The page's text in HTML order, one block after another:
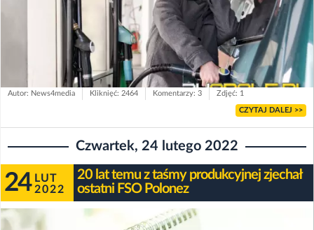
Autor: News4media Kliknięć: 2464 Komentarzy: 3 Zdjęć: 1
CZYTAJ DALEJ >>
Czwartek, 24 lutego 2022
24 LUT
2022
20 lat temu z taśmy produkcyjnej zjechał
ostatni FSO Polonez